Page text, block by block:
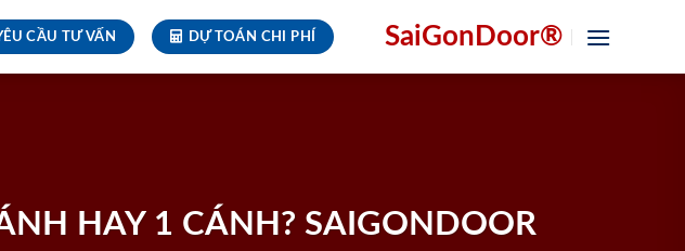
CẦU TƯ VẤN DỰ TOÁN CHI PHÍ SaiGonDoor®
HAY 1 CÁNH? SAIGONDOOR